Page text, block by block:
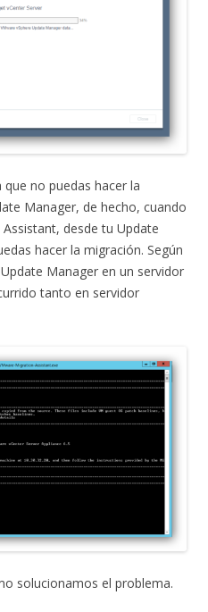
no puedas hacer la
Manager, de hecho, cuando
desde tu Update
hacer la migración. Según
Manager en un servidor
tanto en servidor
solucionamos el problema.